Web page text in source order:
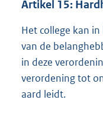
Artikel 15:
Het college kan
van de
in deze
verordening tot
aard leidt.